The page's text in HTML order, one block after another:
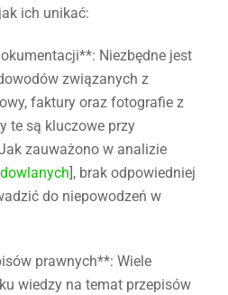
ich unikać:
Niezbędne jest
związanych z
faktury oraz fotografie z
te są kluczowe przy
zauważono w analizie
], brak odpowiedniej
do niepowodzeń w
prawnych**: Wiele
wiedzy na temat przepisów